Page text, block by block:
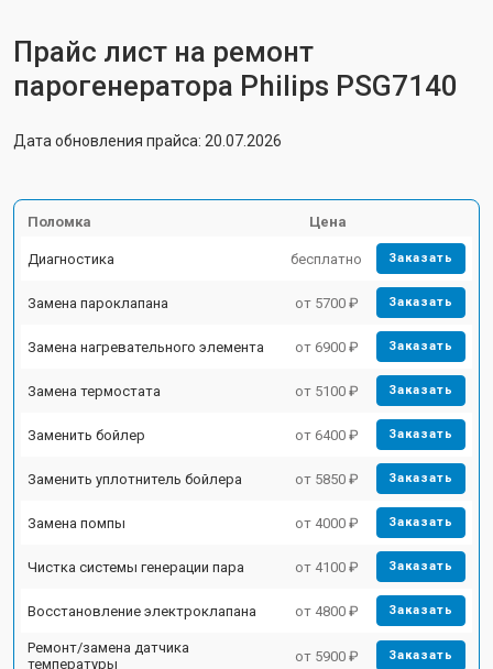
Прайс лист на ремонт
парогенератора Philips PSG7140
Дата обновления прайса: 20.07.2026
Поломка Цена
Диагностика бесплатно Заказать
Замена пароклапана от 5700 ₽ Заказать
Замена нагревательного элемента от 6900 ₽ Заказать
Замена термостата от 5100 ₽ Заказать
Заменить бойлер от 6400 ₽ Заказать
Заменить уплотнитель бойлера от 5850 ₽ Заказать
Замена помпы от 4000 ₽ Заказать
Чистка системы генерации пара от 4100 ₽ Заказать
Восстановление электроклапана от 4800 ₽ Заказать
Ремонт/замена датчика
температуры
от 5900 ₽ Заказать